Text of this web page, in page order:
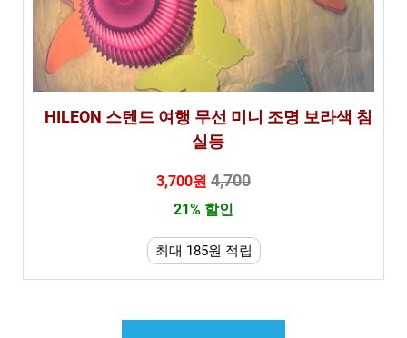
HILEON 스텐드 여행 무선 미니 조명 보라색 침
실등
3,700원 4,700
21% 할인
최대 185원 적립